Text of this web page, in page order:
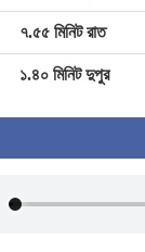
৭.৫৫ মিনিট রাত
১.৪০ মিনিট দুপুর